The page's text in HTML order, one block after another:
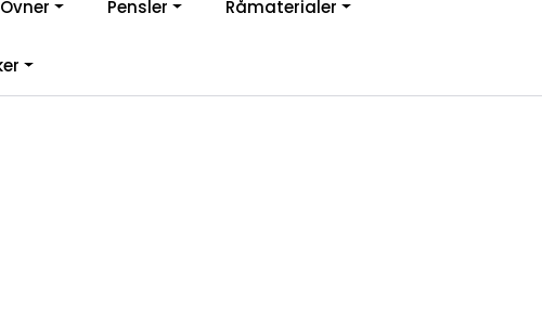
Ovner Pensler Råmaterialer